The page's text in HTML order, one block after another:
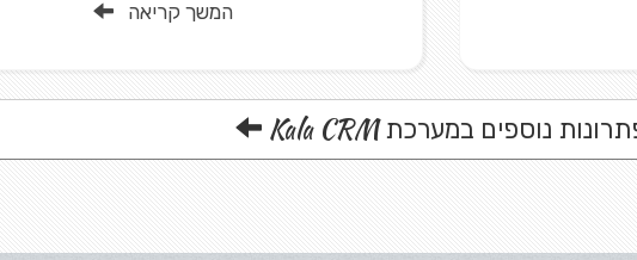
המשך קריאה
נוספים במערכתKala CRM